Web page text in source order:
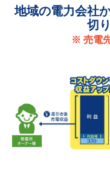
地域の電力会社
切
※ 売電